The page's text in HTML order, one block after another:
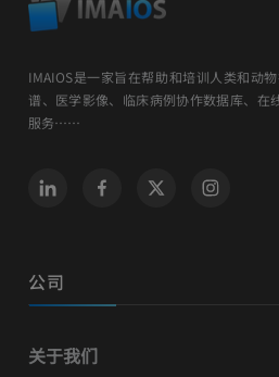
IMAIOS是一家旨在帮助和培训人类和动
谱、医学影像、临床病例协作数据库、在
服务……
公司
关于我们